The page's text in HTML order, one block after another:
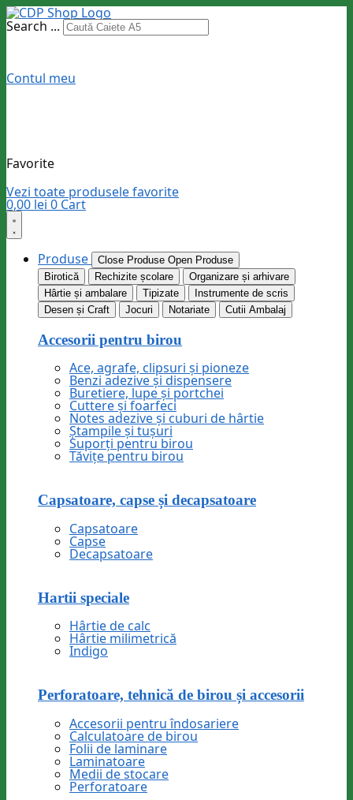
Search ...
Contul meu
Favorite
Vezi toate produsele favorite
0,00 lei 0 Cart
Produse Close Produse Open Produse
Birotică
Rechizite școlare
Organizare și arhivare
Hârtie și ambalare
Tipizate
Instrumente de scris
Desen și Craft
Jocuri Notariate Cutii Ambalaj
Accesorii pentru birou
Ace, agrafe, clipsuri și pioneze
Benzi adezive și dispensere
Buretiere, lupe și portchei
Cuttere și foarfeci
Notes adezive și cuburi de hârtie
Ștampile și tușuri
Suporți pentru birou
Tăvițe pentru birou
Capsatoare, capse și decapsatoare
Capsatoare
Capse
Decapsatoare
Hartii speciale
Hârtie de calc
Hârtie milimetrică
Indigo
Perforatoare, tehnică de birou și accesorii
Accesorii pentru îndosariere
Calculatoare de birou
Folii de laminare
Laminatoare
Medii de stocare
Perforatoare